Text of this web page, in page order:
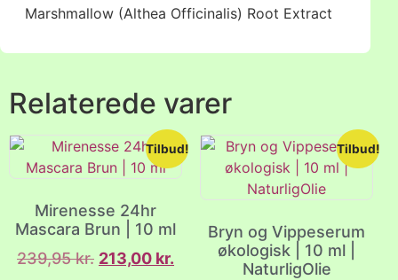
Marshmallow (Althea Officinalis) Root Extract
Relaterede varer
Tilbud!
Mirenesse 24hr
Mascara Brun | 10 ml
239,95kr. 213,00 kr.
Tilbud!
Bryn og Vippeserum
økologisk | 10 ml |
NaturligOlie